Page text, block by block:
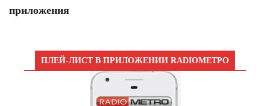
приложения
ПЛЕЙ-ЛИСТ В ПРИЛОЖЕНИИ RADIOМЕТРО